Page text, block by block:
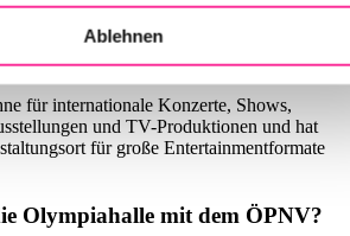
Ablehnen
finden in der Olympiahalle
für internationale Konzerte, Shows,
und TV-Produktionen und hat
für große Entertainmentformate
Olympiahalle mit dem ÖPNV?